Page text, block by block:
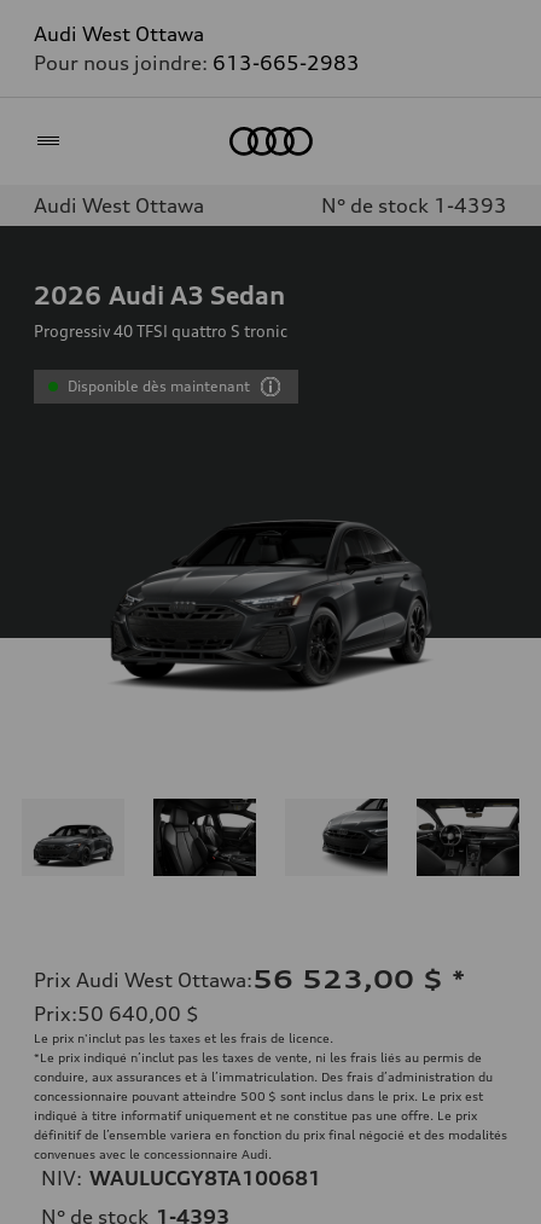
Audi West Ottawa
Pour nous joindre: 613-665-2983
Audi West Ottawa N° de stock 1-4393
2026 Audi A3 Sedan
Progressiv 40 TFSI quattro S tronic
Disponible dès maintenant
Prix Audi West Ottawa:56 523,00 $ *
Prix:50 640,00 $
Le prix n'inclut pas les taxes et les frais de licence.
*Le prix indiqué n’inclut pas les taxes de vente, ni les frais liés au permis de
conduire, aux assurances et à l’immatriculation. Des frais d’administration du
concessionnaire pouvant atteindre 500 $ sont inclus dans le prix. Le prix est
indiqué à titre informatif uniquement et ne constitue pas une offre. Le prix
définitif de l’ensemble variera en fonction du prix final négocié et des modalités
convenues avec le concessionnaire Audi.
NIV: WAULUCGY8TA100681
N° de stock 1-4393